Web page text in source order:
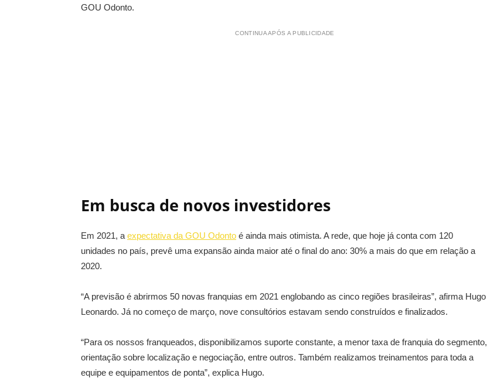
GOU Odonto.
CONTINUA APÓS A PUBLICIDADE
Em busca de novos investidores
Em 2021, a expectativa da GOU Odonto é ainda mais otimista. A rede, que hoje já conta com 120
unidades no país, prevê uma expansão ainda maior até o final do ano: 30% a mais do que em relação a
2020.
“A previsão é abrirmos 50 novas franquias em 2021 englobando as cinco regiões brasileiras”, afirma Hugo
Leonardo. Já no começo de março, nove consultórios estavam sendo construídos e finalizados.
“Para os nossos franqueados, disponibilizamos suporte constante, a menor taxa de franquia do segmento,
orientação sobre localização e negociação, entre outros. Também realizamos treinamentos para toda a
equipe e equipamentos de ponta”, explica Hugo.